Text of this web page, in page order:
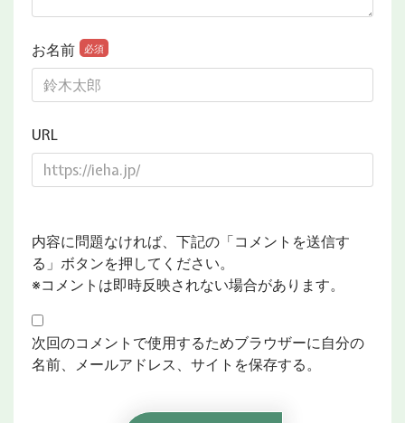
お名前 必須
URL
内容に問題なければ、下記の「コメントを送信す
る」ボタンを押してください。
※コメントは即時反映されない場合があります。
次回のコメントで使用するためブラウザーに自分の
名前、メールアドレス、サイトを保存する。